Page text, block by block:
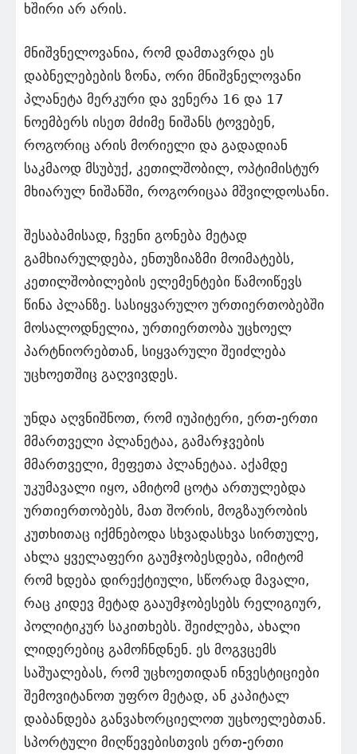
ხშირი არ არის.
მნიშვნელოვანია, რომ დამთავრდა ეს
დაბნელებების ზონა, ორი მნიშვნელოვანი
პლანეტა მერკური და ვენერა 16 და 17
ნოემბერს ისეთ მძიმე ნიშანს ტოვებენ,
როგორიც არის მორიელი და გადადიან
საკმაოდ მსუბუქ, კეთილშობილ, ოპტიმისტურ
მხიარულ ნიშანში, როგორიცაა მშვილდოსანი.
შესაბამისად, ჩვენი გონება მეტად
გამხიარულდება, ენთუზიაზმი მოიმატებს,
კეთილშობილების ელემენტები წამოიწევს
წინა პლანზე. სასიყვარულო ურთიერთობებში
მოსალოდნელია, ურთიერთობა უცხოელ
პარტნიორებთან, სიყვარული შეიძლება
უცხოეთშიც გაღვივდეს.
უნდა აღვნიშნოთ, რომ იუპიტერი, ერთ-ერთი
მმართველი პლანეტაა, გამარჯვების
მმართველი, მეფეთა პლანეტაა. აქამდე
უკუმავალი იყო, ამიტომ ცოტა ართულებდა
ურთიერთობებს, მათ შორის, მოგზაურობის
კუთხითაც იქმნებოდა სხვადასხვა სირთულე,
ახლა ყველაფერი გაუმჯობესდება, იმიტომ
რომ ხდება დირექტიული, სწორად მავალი,
რაც კიდევ მეტად გააუმჯობესებს რელიგიურ,
პოლიტიკურ საკითხებს. შეიძლება, ახალი
ლიდერებიც გამოჩნდნენ. ეს მოგვცემს
საშუალებას, რომ უცხოეთიდან ინვესტიციები
შემოვიტანოთ უფრო მეტად, ან კაპიტალ
დაბანდება განვახორციელოთ უცხოელებთან.
სპორტული მიღწევებისთვის ერთ-ერთი